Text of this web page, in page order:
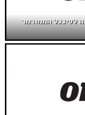
לסינגל הממורמר